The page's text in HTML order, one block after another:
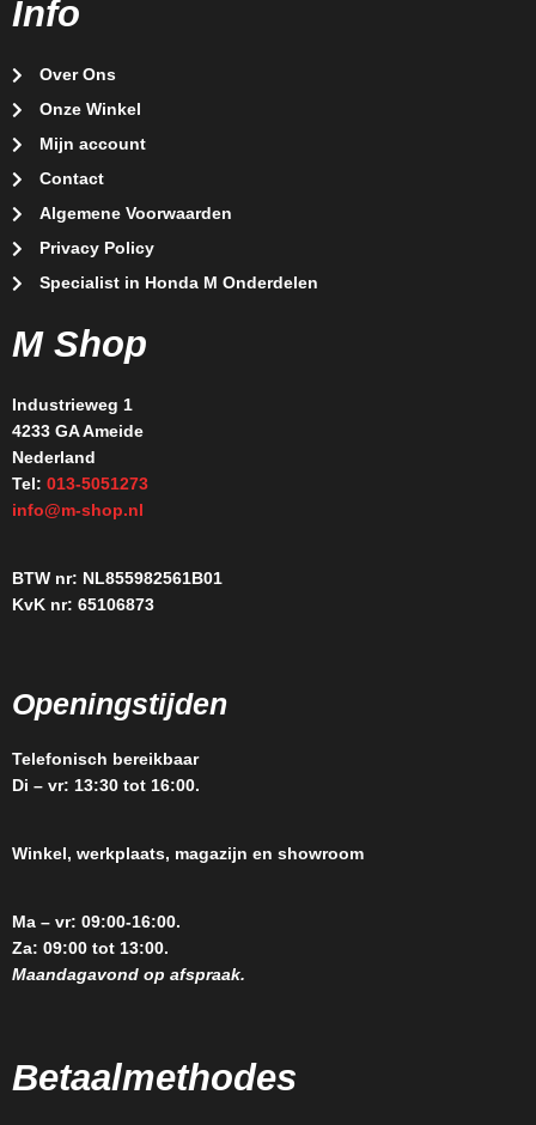
Info
Over Ons
Onze Winkel
Mijn account
Contact
Algemene Voorwaarden
Privacy Policy
Specialist in Honda M Onderdelen
M Shop
Industrieweg 1
4233 GA Ameide
Nederland
Tel: 013-5051273
info@m-shop.nl
BTW nr: NL855982561B01
KvK nr: 65106873
Openingstijden
Telefonisch bereikbaar
Di – vr: 13:30 tot 16:00.
Winkel, werkplaats, magazijn en showroom
Ma – vr: 09:00-16:00.
Za: 09:00 tot 13:00.
Maandagavond op afspraak.
Betaalmethodes